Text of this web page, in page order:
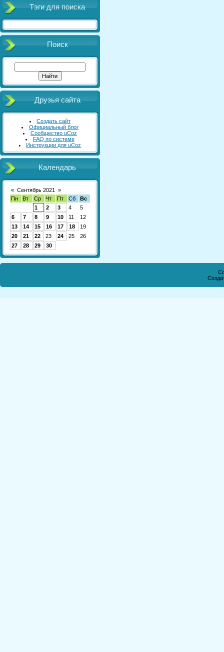
Тэги для поиска
Поиск
Друзья сайта
Создать сайт
Официальный блог
Сообщество uCoz
FAQ по системе
Инструкции для uCoz
Календарь
« Сентябрь 2021
»
Пн
Вт Ср Чт Пт Сб
Вс
1
2 3 4
5
6
7 8 9 10 11
12
13
14 15 16 17 18
19
20
21 22 23 24 25
26
27
28 29 30